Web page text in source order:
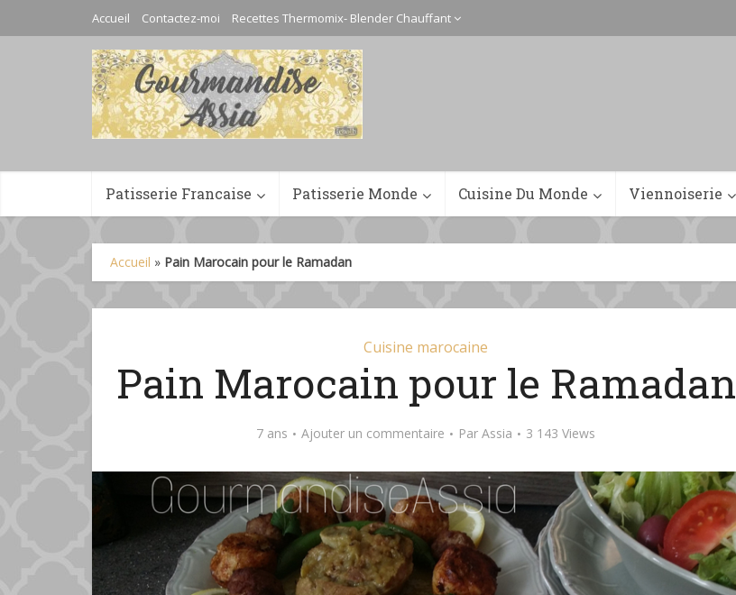
Accueil Contactez-moi Recettes Thermomix- Blender Chauffant
Patisserie Francaise Patisserie Monde Cuisine Du Monde Viennoiserie
Accueil » Pain Marocain pour le Ramadan
Cuisine marocaine
Pain Marocain pour le Ramadan
7 ans Ajouter un commentaire Par Assia 3 143 Views